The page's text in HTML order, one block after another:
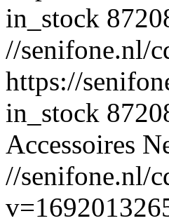
in_stock
//senifone.nl/
https://
in_stock
Accessoires
//senifone.nl/